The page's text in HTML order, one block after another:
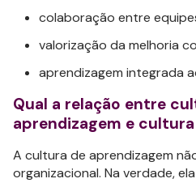
colaboração entre
valorização da melhoria
aprendizagem integrada
Qual a relação entre
aprendizagem e
A cultura de aprendizagem
organizacional. Na verdade,